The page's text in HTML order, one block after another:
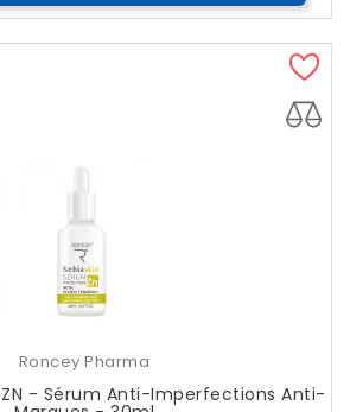
Roncey Pharma
ZN - Sérum Anti-Imperfections Anti-